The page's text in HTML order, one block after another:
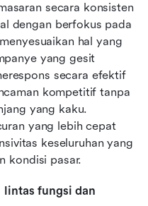
secara konsisten
dengan berfokus pada
hal yang
yang gesit
secara efektif
kompetitif tanpa
yang kaku.
yang lebih cepat
keseluruhan yang
kondisi pasar.
lintas fungsi dan